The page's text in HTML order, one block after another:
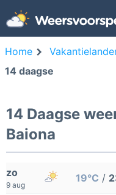
Home
14 daagse
14 Daagse
Baiona
zo
9 aug
19°C /